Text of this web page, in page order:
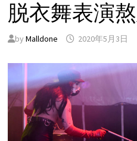
脱衣舞表演熬
by Malldone 2020年5月3日